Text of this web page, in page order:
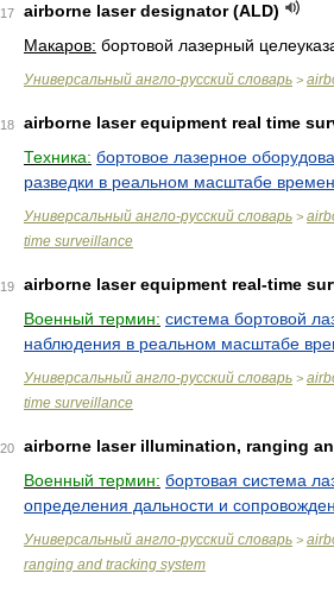
17
airborne laser designator (ALD)
Макаров: бортовой лазерный
Универсальный англо-русский словарь >
18
airborne laser equipment real time
Техника: бортовое лазерное
разведки в реальном масштабе
Универсальный англо-русский словарь >
time surveillance
19
airborne laser equipment real-time
Военный термин: система бортовой
наблюдения в реальном масштабе
Универсальный англо-русский словарь >
time surveillance
20
airborne laser illumination, ranging
Военный термин: бортовая система
определения дальности и
Универсальный англо-русский словарь >
ranging and tracking system